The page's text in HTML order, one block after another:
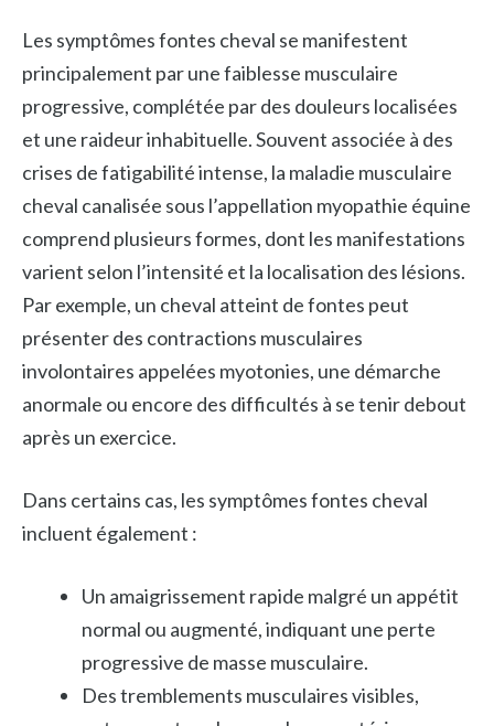
Les symptômes fontes cheval se manifestent
principalement par une faiblesse musculaire
progressive, complétée par des douleurs localisées
et une raideur inhabituelle. Souvent associée à des
crises de fatigabilité intense, la maladie musculaire
cheval canalisée sous l’appellation myopathie équine
comprend plusieurs formes, dont les manifestations
varient selon l’intensité et la localisation des lésions.
Par exemple, un cheval atteint de fontes peut
présenter des contractions musculaires
involontaires appelées myotonies, une démarche
anormale ou encore des difficultés à se tenir debout
après un exercice.
Dans certains cas, les symptômes fontes cheval
incluent également :
Un amaigrissement rapide malgré un appétit
normal ou augmenté, indiquant une perte
progressive de masse musculaire.
Des tremblements musculaires visibles,